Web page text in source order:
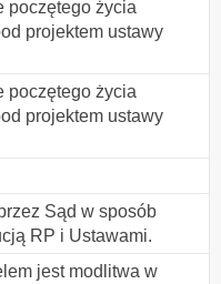
poczętego życia
projektem ustawy
poczętego życia
projektem ustawy
Sąd w sposób
RP i Ustawami.
jest modlitwa w